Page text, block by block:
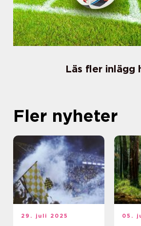
Läs fler inlägg
Fler nyheter
29. juli 2025 05.